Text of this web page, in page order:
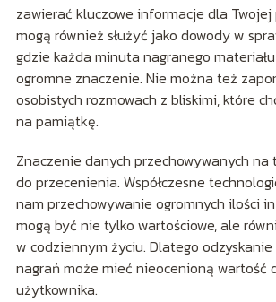
zawierać kluczowe informacje dla Twojej
mogą również służyć jako dowody w
gdzie każda minuta nagranego
ogromne znaczenie. Nie można też
osobistych rozmowach z bliskimi, które
na pamiątkę.
Znaczenie danych przechowywanych
do przecenienia. Współczesne
nam przechowywanie ogromnych ilości
mogą być nie tylko wartościowe, ale
w codziennym życiu. Dlatego
nagrań może mieć nieocenioną wartość
użytkownika.